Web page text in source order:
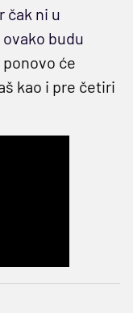
čak ni u
budu
će
kao i pre četiri